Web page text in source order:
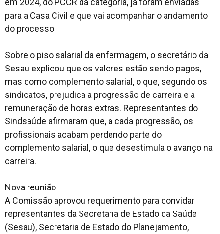
em 2024, do PCCR da categoria, já foram enviadas
para a Casa Civil e que vai acompanhar o andamento
do processo.
Sobre o piso salarial da enfermagem, o secretário da
Sesau explicou que os valores estão sendo pagos,
mas como complemento salarial, o que, segundo os
sindicatos, prejudica a progressão de carreira e a
remuneração de horas extras. Representantes do
Sindsaúde afirmaram que, a cada progressão, os
profissionais acabam perdendo parte do
complemento salarial, o que desestimula o avanço na
carreira.
Nova reunião
A Comissão aprovou requerimento para convidar
representantes da Secretaria de Estado da Saúde
(Sesau), Secretaria de Estado do Planejamento,